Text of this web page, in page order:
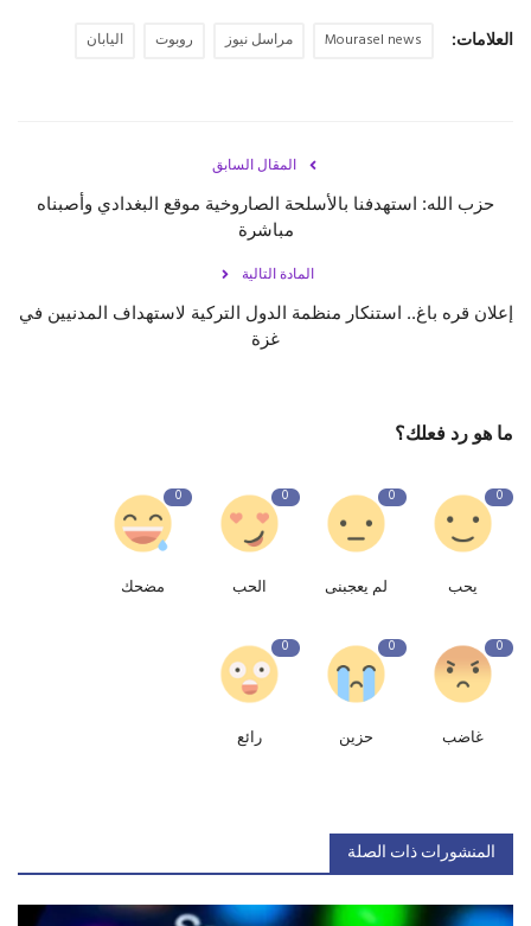
العلامات: Mourasel news مراسل نيوز روبوت اليابان
المقال السابق
حزب الله: استهدفنا بالأسلحة الصاروخية موقع البغدادي وأصبناه
مباشرة
المادة التالية
إعلان قره باغ.. استنكار منظمة الدول التركية لاستهداف المدنيين في
غزة
ما هو رد فعلك؟
0
يحب
0
لم يعجبنى
0
الحب
0
مضحك
0
غاضب
0
حزين
0
رائع
المنشورات ذات الصلة